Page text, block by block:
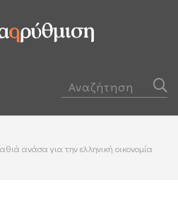
ανάσα για την ελληνική οικονομία